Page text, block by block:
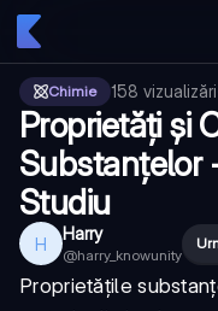
Chimie 158 vizualizări
Proprietăți și
Substanțelor
Studiu
H Harry
@harry_knowunity
Proprietățile